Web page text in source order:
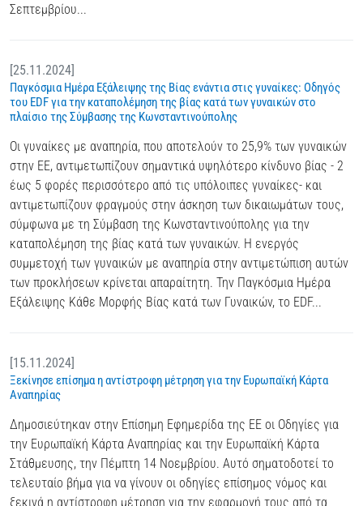
Σεπτεμβρίου...
[25.11.2024]
Παγκόσμια Ημέρα Εξάλειψης της Βίας ενάντια στις γυναίκες: Οδηγός
του EDF για την καταπολέμηση της βίας κατά των γυναικών στο
πλαίσιο της Σύμβασης της Κωνσταντινούπολης
Οι γυναίκες με αναπηρία, που αποτελούν το 25,9% των γυναικών
στην ΕΕ, αντιμετωπίζουν σημαντικά υψηλότερο κίνδυνο βίας - 2
έως 5 φορές περισσότερο από τις υπόλοιπες γυναίκες- και
αντιμετωπίζουν φραγμούς στην άσκηση των δικαιωμάτων τους,
σύμφωνα με τη Σύμβαση της Κωνσταντινούπολης για την
καταπολέμηση της βίας κατά των γυναικών. Η ενεργός
συμμετοχή των γυναικών με αναπηρία στην αντιμετώπιση αυτών
των προκλήσεων κρίνεται απαραίτητη. Την Παγκόσμια Ημέρα
Εξάλειψης Κάθε Μορφής Βίας κατά των Γυναικών, το EDF...
[15.11.2024]
Ξεκίνησε επίσημα η αντίστροφη μέτρηση για την Ευρωπαϊκή Κάρτα
Αναπηρίας
Δημοσιεύτηκαν στην Επίσημη Εφημερίδα της ΕΕ οι Οδηγίες για
την Ευρωπαϊκή Κάρτα Αναπηρίας και την Ευρωπαϊκή Κάρτα
Στάθμευσης, την Πέμπτη 14 Νοεμβρίου. Αυτό σηματοδοτεί το
τελευταίο βήμα για να γίνουν οι οδηγίες επίσημος νόμος και
ξεκινά η αντίστροφη μέτρηση για την εφαρμογή τους από τα